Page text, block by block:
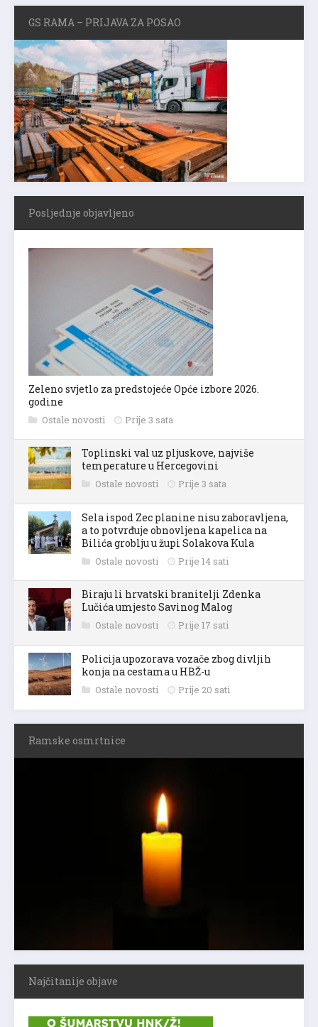
GS RAMA – PRIJAVA ZA POSAO
Posljednje objavljeno
Zeleno svjetlo za predstojeće Opće izbore 2026.
godine
Ostale novosti Prije 3 sata
Toplinski val uz pljuskove, najviše
temperature u Hercegovini
Ostale novosti Prije 3 sata
Sela ispod Zec planine nisu zaboravljena,
a to potvrđuje obnovljena kapelica na
Bilića groblju u župi Solakova Kula
Ostale novosti Prije 14 sati
Biraju li hrvatski branitelji Zdenka
Lučića umjesto Savinog Malog
Ostale novosti Prije 17 sati
Policija upozorava vozače zbog divljih
konja na cestama u HBŽ-u
Ostale novosti Prije 20 sati
Ramske osmrtnice
Najčitanije objave